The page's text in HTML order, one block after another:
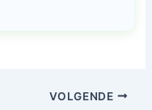
VOLGENDE